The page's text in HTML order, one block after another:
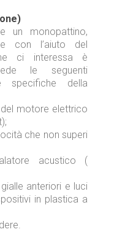
un monopattino,
con l’aiuto del
ci interessa è
le seguenti
specifiche della
motore elettrico
che non superi
acustico (
anteriori e luci
in plastica a